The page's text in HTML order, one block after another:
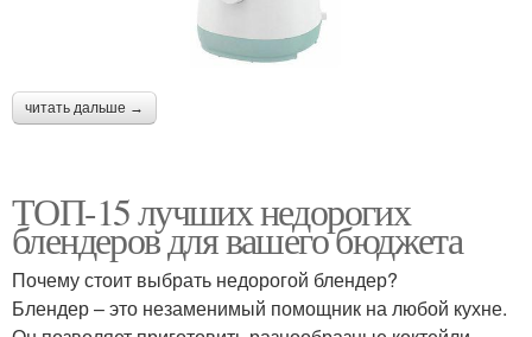
читать дальше →
ТОП-15 лучших недорогих
блендеров для вашего бюджета
Почему стоит выбрать недорогой блендер?
Блендер – это незаменимый помощник на любой кухне.